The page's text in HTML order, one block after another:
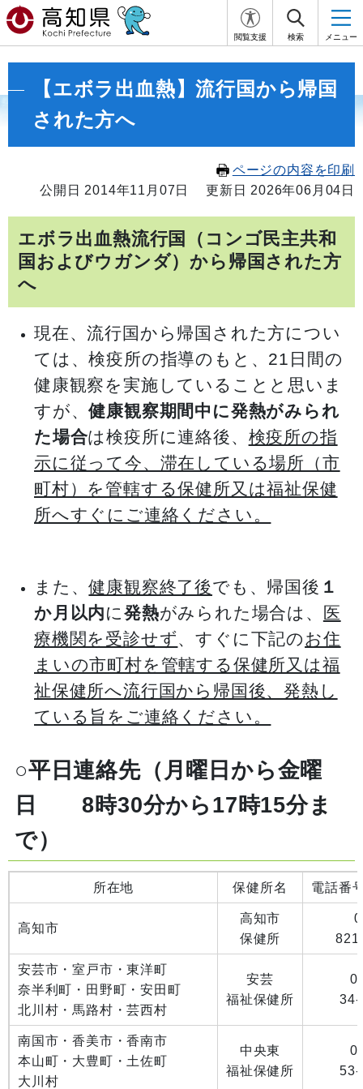
閲覧支援 検索 メニュー
【エボラ出血熱】流行国から帰国
された方へ
ページの内容を印刷
公開日 2014年11月07日
更新日 2026年06月04日
エボラ出血熱流行国（コンゴ民主共和
国およびウガンダ）から帰国された方
へ
現在、流行国から帰国された方につい
ては、検疫所の指導のもと、21日間の
健康観察を実施していることと思いま
すが、健康観察期間中に発熱がみられ
た場合は検疫所に連絡後、 検疫所の指
示に従って今、滞在している場所（市
町村）を管轄する保健所又は福祉保健
所へすぐにご連絡ください。
また、健康観察終了後でも、帰国後 １
か月以内に発熱がみられた場合は、 医
療機関を受診せず、すぐに下記の お住
まいの市町村を管轄する保健所又は福
祉保健所へ流行国から帰国後、発熱し
ている旨をご連絡ください。
○平日連絡先（月曜日から金曜
日 8時30分から17時15分ま
で）
所在地 保健所名 電話番
高知市
高知市
保健所
安芸市・室戸市・東洋町
奈半利町・田野町・安田町
北川村・馬路村・芸西村
安芸
福祉保健所
34-
南国市・香美市・香南市
本山町・大豊町・土佐町
大川村
中央東
福祉保健所
53-